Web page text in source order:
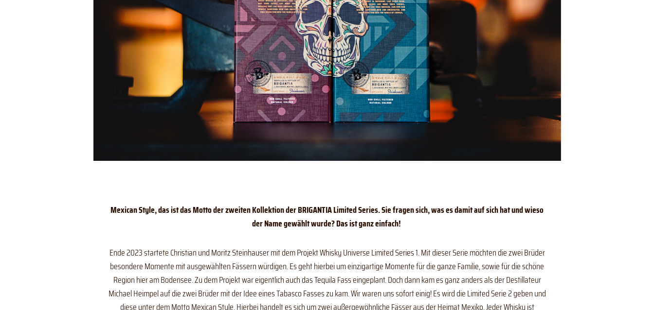
Mexican Style, das ist das Motto der zweiten Kollektion der BRIGANTIA Limited Series. Sie fragen sich, was es damit auf sich hat und wieso
der Name gewählt wurde?Das ist ganz einfach!
Ende 2023 startete Christian und Moritz Steinhauser mit dem Projekt Whisky Universe Limited Series 1. Mit dieser Serie möchten die zwei Brüder
besondere Momente mit ausgewählten Fässern würdigen. Es geht hierbei um einzigartige Momente für die ganze Familie, sowie für die schöne
Region hier am Bodensee. Zu dem Projekt war eigentlich auch das Tequila Fass eingeplant. Doch dann kam es ganz anders als der Destillateur
Michael Heimpel auf die zwei Brüder mit der Idee eines Tabasco Fasses zu kam. Wir waren uns sofort einig! Es wird die Limited Serie 2 geben und
diese unter dem Motto Mexican Style. Hierbei handelt es sich um zwei außergewöhnliche Fässer aus der Heimat Mexiko. Jeder Whisky ist